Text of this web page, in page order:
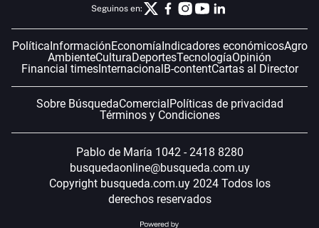
Seguinos en:
Política InformaciónEconomía Indicadores económicosAgro
AmbienteCulturaDeportesTecnologíaOpinión
Financial timesInternacional B-contentCartas al Director
Sobre BúsquedaComercial Políticas de privacidad
Términos y Condiciones
Pablo de María 1042 - 2418 8280
busquedaonline@busqueda.com.uy
Copyright busqueda.com.uy 2024 Todos los
derechos reservados